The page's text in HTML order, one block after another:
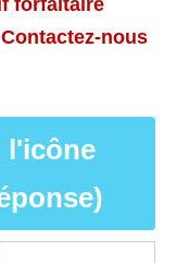
forfaitaire
nous
l'icône